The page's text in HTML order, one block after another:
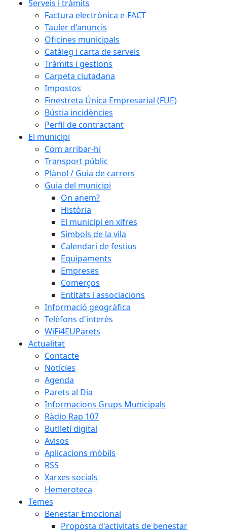
Serveis i tràmits
Factura electrònica e-FACT
Tauler d'anuncis
Oficines municipals
Catàleg i carta de serveis
Tràmits i gestions
Carpeta ciutadana
Impostos
Finestreta Única Empresarial (FUE)
Bústia incidències
Perfil de contractant
El municipi
Com arribar-hi
Transport públic
Plànol / Guia de carrers
Guia del municipi
On anem?
Història
El municipi en xifres
Símbols de la vila
Calendari de festius
Equipaments
Empreses
Comerços
Entitats i associacions
Informació geogràfica
Telèfons d'interès
WiFi4EUParets
Actualitat
Contacte
Notícies
Agenda
Parets al Dia
Informacions Grups Municipals
Ràdio Rap 107
Butlletí digital
Avisos
Aplicacions mòbils
RSS
Xarxes socials
Hemeroteca
Temes
Benestar Emocional
Proposta d'activitats de benestar